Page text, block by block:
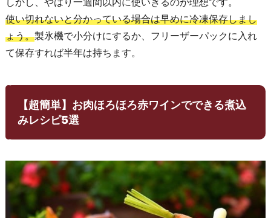
使い切れないと分かっている場合は早めに冷凍保存しまし
ょう。製氷機で小分けにするか、フリーザーパックに入れ
て保存すれば半年は持ちます。
【超簡単】お肉ほろほろ赤ワインでできる煮込
みレシピ5選